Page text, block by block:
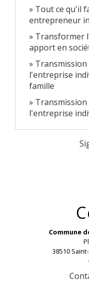
Tout ce qu'il
entrepreneur
Transformer
apport en
l'entreprise
famille
l'entreprise
Commune
38510